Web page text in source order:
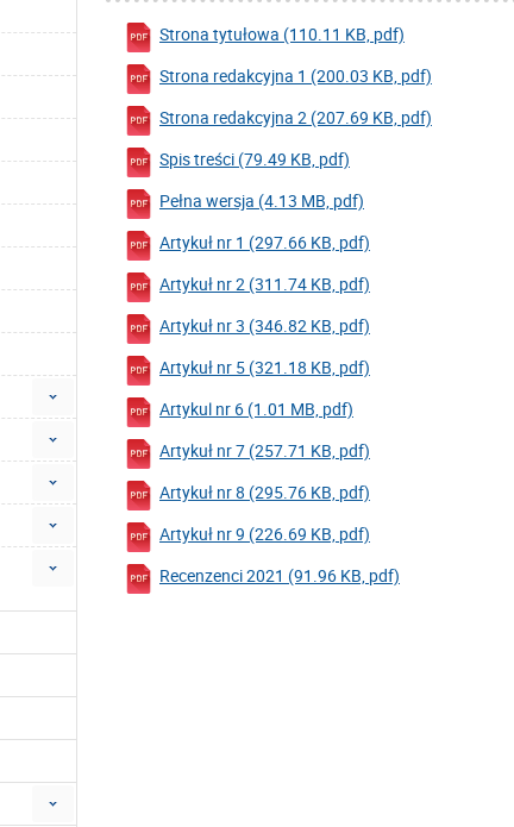
Strona tytułowa (110.11 KB, pdf)
Strona redakcyjna 1 (200.03 KB, pdf)
Strona redakcyjna 2 (207.69 KB, pdf)
Spis treści (79.49 KB, pdf)
Pełna wersja (4.13 MB, pdf)
Artykuł nr 1 (297.66 KB, pdf)
Artykuł nr 2 (311.74 KB, pdf)
Artykuł nr 3 (346.82 KB, pdf)
Artykuł nr 5 (321.18 KB, pdf)
Artykul nr 6 (1.01 MB, pdf)
Artykuł nr 7 (257.71 KB, pdf)
Artykuł nr 8 (295.76 KB, pdf)
Artykuł nr 9 (226.69 KB, pdf)
Recenzenci 2021 (91.96 KB, pdf)